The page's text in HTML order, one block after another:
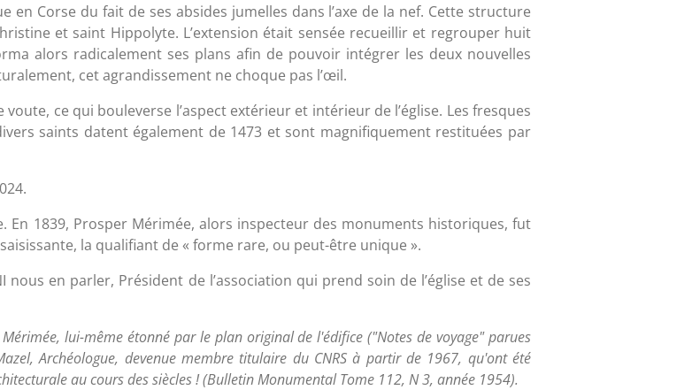
Corse du fait de ses absides jumelles dans l’axe de la nef. Cette structure
et saint Hippolyte. L’extension était sensée recueillir et regrouper huit
alors radicalement ses plans afin de pouvoir intégrer les deux nouvelles
cet agrandissement ne choque pas l’œil.
ce qui bouleverse l’aspect extérieur et intérieur de l’église. Les fresques
saints datent également de 1473 et sont magnifiquement restituées par
1839, Prosper Mérimée, alors inspecteur des monuments historiques, fut
la qualifiant de « forme rare, ou peut-être unique ».
nous en parler, Président de l’association qui prend soin de l’église et de ses
lui-même étonné par le plan original de l'édifice ("Notes de voyage" parues
Archéologue, devenue membre titulaire du CNRS à partir de 1967, qu'ont été
au cours des siècles ! (Bulletin Monumental Tome 112, N 3, année 1954).